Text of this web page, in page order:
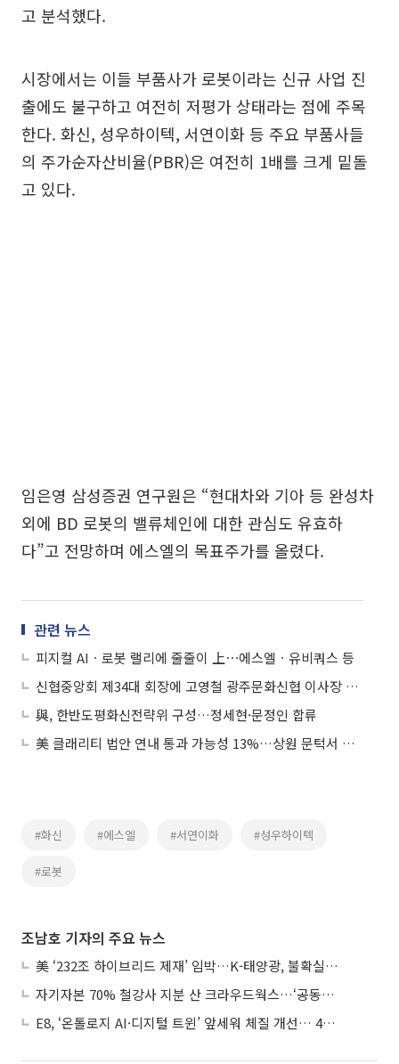
고 분석했다.
시장에서는 이들 부품사가 로봇이라는 신규 사업 진
출에도 불구하고 여전히 저평가 상태라는 점에 주목
한다. 화신, 성우하이텍, 서연이화 등 주요 부품사들
의 주가순자산비율(PBR)은 여전히 1배를 크게 밑돌
고 있다.
임은영 삼성증권 연구원은 “현대차와 기아 등 완성차
외에 BD 로봇의 밸류체인에 대한 관심도 유효하
다”고 전망하며 에스엘의 목표주가를 올렸다.
관련 뉴스
피지컬 AIㆍ로봇 랠리에 줄줄이 上⋯에스엘ㆍ유비쿼스 등
신협중앙회 제34대 회장에 고영철 광주문화신협 이사장 당선
與, 한반도평화신전략위 구성…정세현·문정인 합류
美 클래리티 법안 연내 통과 가능성 13%…상원 문턱서 제동
#화신 #에스엘 #서연이화 #성우하이텍
#로봇
조남호 기자의 주요 뉴스
美 ‘232조 하이브리드 제재’ 임박…K-태양광, 불확실성 털고 날개 다나
자기자본 70% 철강사 지분 산 크라우드웍스…‘공동경영’으로 AI 시너지 낼까
E8, ‘온톨로지 AI·디지털 트윈’ 앞세워 체질 개선… 4분기 흑자전환 총력